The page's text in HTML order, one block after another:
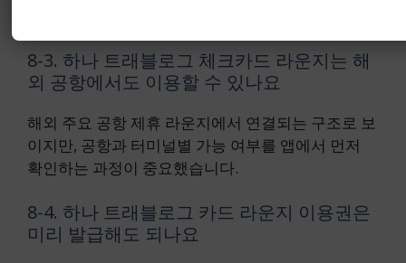
8-3. 하나 트래블로그 체크카드 라운지는 해
외 공항에서도 이용할 수 있나요
해외 주요 공항 제휴 라운지에서 연결되는 구조로 보
이지만, 공항과 터미널별 가능 여부를 앱에서 먼저
확인하는 과정이 중요했습니다.
8-4. 하나 트래블로그 카드 라운지 이용권은
미리 발급해도 되나요